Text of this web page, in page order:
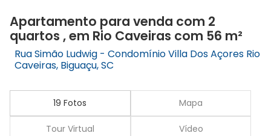
Apartamento para venda com 2
quartos , em Rio Caveiras com 56 m²
Rua Simão Ludwig - Condomínio Villa Dos Açores Rio
Caveiras, Biguaçu, SC
19 Fotos Mapa
Tour Virtual Vídeo